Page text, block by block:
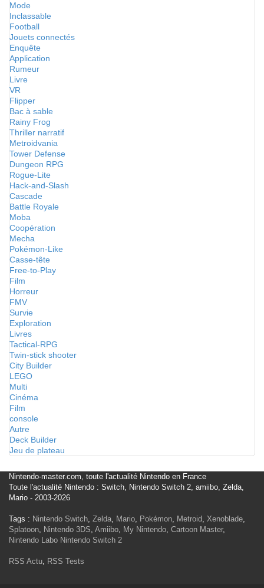
Mode
Inclassable
Football
Jouets connectés
Enquête
Application
Rumeur
Livre
VR
Flipper
Bac à sable
Rainy Frog
Thriller narratif
Metroidvania
Tower Defense
Dungeon RPG
Rogue-Lite
Hack-and-Slash
Cascade
Battle Royale
Moba
Coopération
Mecha
Pokémon-Like
Casse-tête
Free-to-Play
Film
Horreur
FMV
Survie
Exploration
Livres
Tactical-RPG
Twin-stick shooter
City Builder
LEGO
Multi
Cinéma
Film
console
Autre
Deck Builder
Jeu de plateau
Nintendo-master.com, toute l'actualité Nintendo en France
Toute l'actualité Nintendo : Switch, Nintendo Switch 2, amiibo, Zelda,
Mario - 2003-2026
Tags : Nintendo Switch, Zelda, Mario, Pokémon, Metroid, Xenoblade,
Splatoon, Nintendo 3DS, Amiibo, My Nintendo, Cartoon Master,
Nintendo Labo Nintendo Switch 2
RSS Actu, RSS Tests